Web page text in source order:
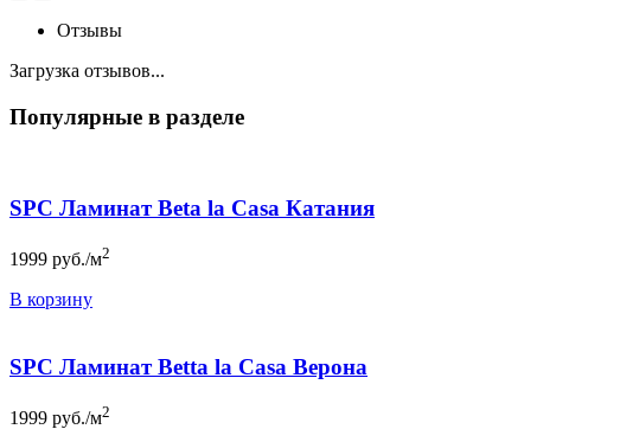
Отзывы
Загрузка отзывов...
Популярные в разделе
SPC Ламинат Beta la Casa Катания
1999 руб./м2
В корзину
SPC Ламинат Betta la Casa Верона
1999 руб./м2